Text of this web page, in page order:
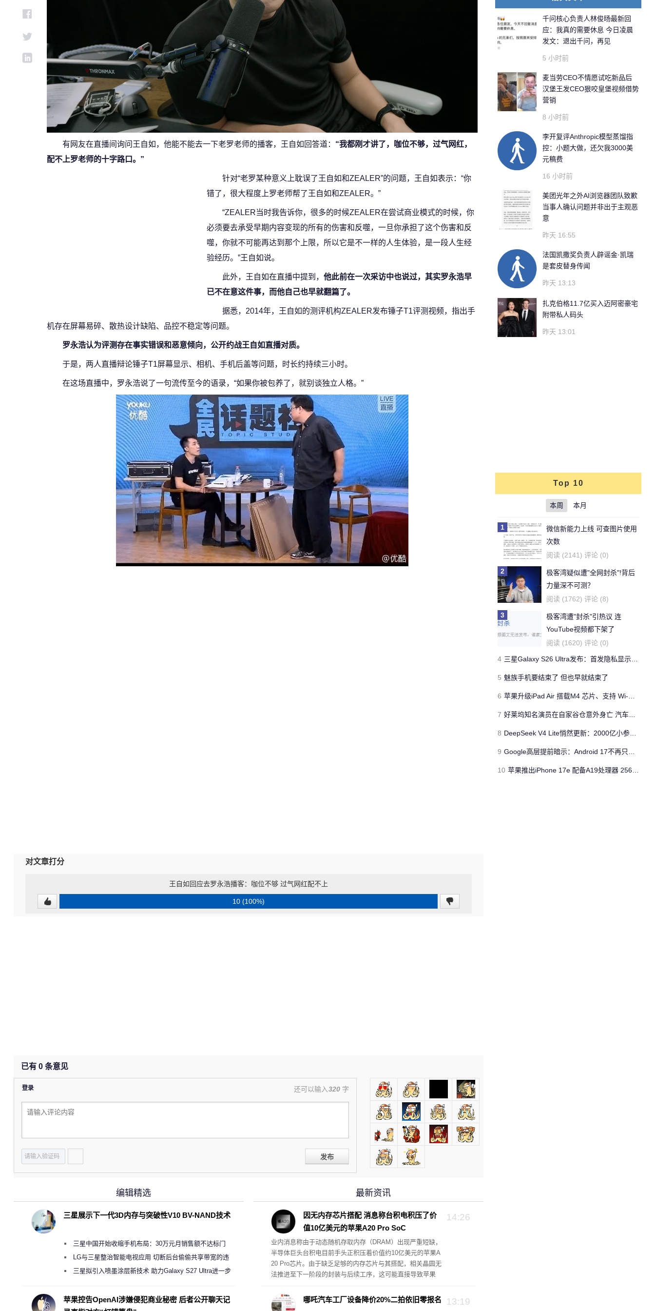
有网友在直播间询问王自如，他能不能去一下老罗老师的播客，王自如回答道： “我都刚才讲了，咖位不够，过气网红，
配不上罗老师的十字路口。”
针对“老罗某种意义上耽误了王自如和ZEALER”的问题，王自如表示：“你
错了，很大程度上罗老师帮了王自如和ZEALER。”
“ZEALER当时我告诉你，很多的时候ZEALER在尝试商业模式的时候，你
必须要去承受早期内容变现的所有的伤害和反噬，一旦你承担了这个伤害和反
噬，你就不可能再达到那个上限，所以它是不一样的人生体验，是一段人生经
验经历。”王自如说。
此外，王自如在直播中提到， 他此前在一次采访中也说过，其实罗永浩早
已不在意这件事，而他自己也早就翻篇了。
据悉，2014年，王自如的测评机构ZEALER发布锤子T1评测视频，指出手
机存在屏幕易碎、散热设计缺陷、品控不稳定等问题。
罗永浩认为评测存在事实错误和恶意倾向，公开约战王自如直播对质。
于是，两人直播辩论锤子T1屏幕显示、相机、手机后盖等问题，时长约持续三小时。
在这场直播中，罗永浩说了一句流传至今的语录，“如果你被包养了，就别谈独立人格。”
对文章打分
王自如回应去罗永浩播客：咖位不够 过气网红配不上
10 (100%)
已有 0 条意见
登录 还可以输入320 字
发布
最新资讯
14:26
因无内存芯片搭配 消息称台积电积压了价
值10亿美元的苹果A20 Pro SoC
业内消息称由于动态随机存取内存（DRAM）出现严重短缺，
半导体巨头台积电目前手头正积压着价值约10亿美元的苹果A
20 Pro芯片。由于缺乏足够的内存芯片与其搭配，相关晶圆无
法推进至下一阶段的封装与后续工序，这可能直接导致苹果
13:19
哪吒汽车工厂设备降价20%二拍依旧零报名
编辑精选
三星展示下一代3D内存与突破性V10 BV-NAND技术
三星中国开始收缩手机布局：30万元月销售额不达标门
店 将被逐步清退
LG与三星整治智能电视应用 切断后台偷偷共享带宽的违
规行为三星拟引入喷墨涂层新技术 助力Galaxy S27 Ultra进一步
苹果控告OpenAI涉嫌侵犯商业秘密 后者公开聊天记
千问核心负责人林俊旸最新回
应：我真的需要休息 今日凌晨
发文：退出千问，再见
5 小时前
麦当劳CEO不情愿试吃新品后
汉堡王发CEO狠咬皇堡视频借势
营销
8 小时前
李开复评Anthropic模型蒸馏指
控：小题大做，还欠我3000美
元稿费
16 小时前
美团光年之外AI浏览器团队致歉
当事人确认问题并非出于主观恶
意
昨天 16:55
法国凯撒奖负责人辟谣金·凯瑞
是套皮替身传闻
昨天 13:13
扎克伯格11.7亿买入迈阿密豪宅
附带私人码头
昨天 13:01
Top 10
本周 本月
1
微信新能力上线 可查图片使用
次数
阅读 (2141) 评论 (0)
2
极客湾疑似遭"全网封杀"!背后
力量深不可测？
阅读 (1762) 评论 (8)
3
极客湾遭"封杀"引热议 连
YouTube视频都下架了
阅读 (1620) 评论 (0)
4 三星Galaxy S26 Ultra发布：首发隐私显示屏、骁龙 8 Elite Gen 5与60W闪充
5 魅族手机要结束了 但也早就结束了
6 苹果升级iPad Air 搭载M4 芯片、支持 Wi‑Fi 7 售价不变
7 好莱坞知名演员在自家谷仓意外身亡 汽车搭电时突然自燃
8 DeepSeek V4 Lite悄然更新：2000亿小参数性能逼近美国顶流
9 Google高层提前暗示：Android 17不再只是操作系统
10 苹果推出iPhone 17e 配备A19处理器 256GB容量起步 刘海屏依旧